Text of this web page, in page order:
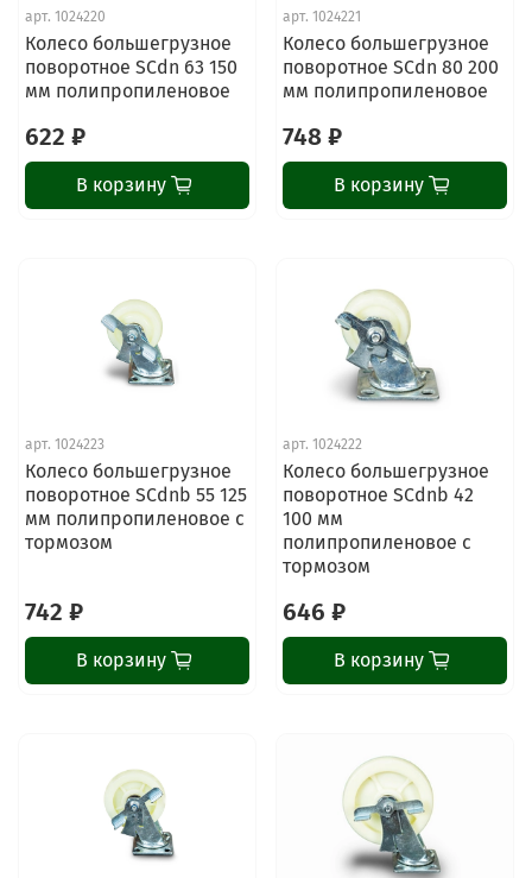
арт. 1024220
Колесо большегрузное
поворотное SCdn 63 150
мм полипропиленовое
622 ₽
В корзину
арт. 1024221
Колесо большегрузное
поворотное SCdn 80 200
мм полипропиленовое
748 ₽
В корзину
арт. 1024223
Колесо большегрузное
поворотное SCdnb 55 125
мм полипропиленовое с
тормозом
742 ₽
В корзину
арт. 1024222
Колесо большегрузное
поворотное SCdnb 42
100 мм
полипропиленовое с
тормозом
646 ₽
В корзину